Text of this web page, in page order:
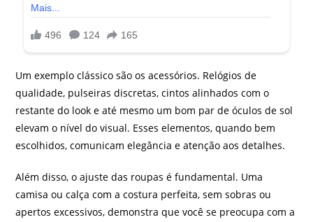
Um exemplo clássico são os acessórios. Relógios de
qualidade, pulseiras discretas, cintos alinhados com o
restante do look e até mesmo um bom par de óculos de sol
elevam o nível do visual. Esses elementos, quando bem
escolhidos, comunicam elegância e atenção aos detalhes.
Além disso, o ajuste das roupas é fundamental. Uma
camisa ou calça com a costura perfeita, sem sobras ou
apertos excessivos, demonstra que você se preocupa com a